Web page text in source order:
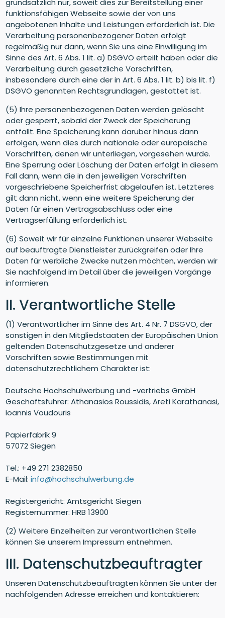
funktionsfähigen Webseite sowie der von uns
angebotenen Inhalte und Leistungen erforderlich ist. Die
Verarbeitung personenbezogener Daten erfolgt
regelmäßig nur dann, wenn Sie uns eine Einwilligung im
Sinne des Art. 6 Abs. 1 lit. a) DSGVO erteilt haben oder die
Verarbeitung durch gesetzliche Vorschriften,
insbesondere durch eine der in Art. 6 Abs. 1 lit. b) bis lit. f)
DSGVO genannten Rechtsgrundlagen, gestattet ist.
(5) Ihre personenbezogenen Daten werden gelöscht
oder gesperrt, sobald der Zweck der Speicherung
entfällt. Eine Speicherung kann darüber hinaus dann
erfolgen, wenn dies durch nationale oder europäische
Vorschriften, denen wir unterliegen, vorgesehen wurde.
Eine Sperrung oder Löschung der Daten erfolgt in diesem
Fall dann, wenn die in den jeweiligen Vorschriften
vorgeschriebene Speicherfrist abgelaufen ist. Letzteres
gilt dann nicht, wenn eine weitere Speicherung der
Daten für einen Vertragsabschluss oder eine
Vertragserfüllung erforderlich ist.
(6) Soweit wir für einzelne Funktionen unserer Webseite
auf beauftragte Dienstleister zurückgreifen oder Ihre
Daten für werbliche Zwecke nutzen möchten, werden wir
Sie nachfolgend im Detail über die jeweiligen Vorgänge
informieren.
II. Verantwortliche Stelle
(1) Verantwortlicher im Sinne des Art. 4 Nr. 7 DSGVO, der
sonstigen in den Mitgliedstaaten der Europäischen Union
geltenden Datenschutzgesetze und anderer
Vorschriften sowie Bestimmungen mit
datenschutzrechtlichem Charakter ist:
Deutsche Hochschulwerbung und -vertriebs GmbH
Geschäftsführer: Athanasios Roussidis, Areti Karathanasi,
Ioannis Voudouris
Papierfabrik 9
57072 Siegen
Tel.: +49 271 2382850
E-Mail:info@hochschulwerbung.de
Registergericht: Amtsgericht Siegen
Registernummer: HRB 13900
(2) Weitere Einzelheiten zur verantwortlichen Stelle
können Sie unserem Impressum entnehmen.
III. Datenschutzbeauftragter
Unseren Datenschutzbeauftragten können Sie unter der
nachfolgenden Adresse erreichen und kontaktieren: